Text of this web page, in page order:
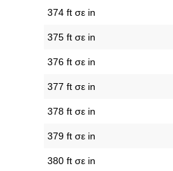
374 ft σε in
375 ft σε in
376 ft σε in
377 ft σε in
378 ft σε in
379 ft σε in
380 ft σε in